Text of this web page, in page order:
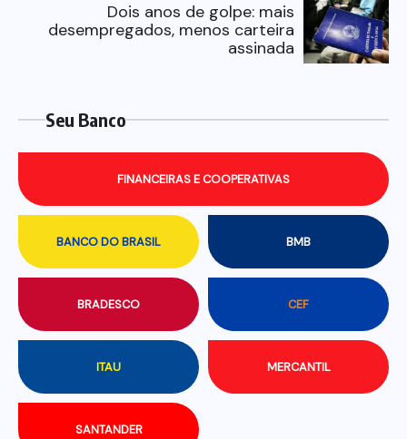
Dois anos de golpe: mais
desempregados, menos carteira
assinada
Seu Banco
BANCO DO BRASIL BMB
BRADESCO CEF
FINANCEIRAS E COOPERATIVAS
ITAU MERCANTIL
SANTANDER